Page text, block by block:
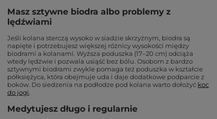
Masz sztywne biodra albo problemy z
lędźwiami
Jeśli kolana sterczą wysoko w siadzie skrzyżnym, biodra są
napięte i potrzebujesz większej różnicy wysokości między
biodrami a kolanami. Wyższa poduszka (17–20 cm) odciąża
wtedy lędźwie i pozwala usiąść bez bólu. Osobom z bardzo
sztywnymi biodrami zwykle pomaga też poduszka w kształcie
półksiężyca, która obejmuje uda i daje dodatkowe podparcie z
boków. Do siedzenia na podłodze pod kolana warto dołożyć koc
do jogi.
Medytujesz długo i regularnie